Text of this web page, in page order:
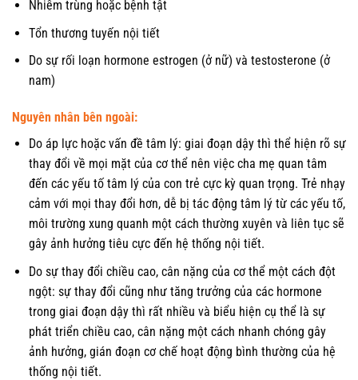
Nhiễm trùng hoặc bệnh tật
Tổn thương tuyến nội tiết
Do sự rối loạn hormone estrogen (ở nữ) và testosterone (ở
nam)
Nguyên nhân bên ngoài:
Do áp lực hoặc vấn đề tâm lý: giai đoạn dậy thì thể hiện rõ sự
thay đổi về mọi mặt của cơ thể nên việc cha mẹ quan tâm
đến các yếu tố tâm lý của con trẻ cực kỳ quan trọng. Trẻ nhạy
cảm với mọi thay đổi hơn, dễ bị tác động tâm lý từ các yếu tố,
môi trường xung quanh một cách thường xuyên và liên tục sẽ
gây ảnh hưởng tiêu cực đến hệ thống nội tiết.
Do sự thay đổi chiều cao, cân nặng của cơ thể một cách đột
ngột: sự thay đổi cũng như tăng trưởng của các hormone
trong giai đoạn dậy thì rất nhiều và biểu hiện cụ thể là sự
phát triển chiều cao, cân nặng một cách nhanh chóng gây
ảnh hưởng, gián đoạn cơ chế hoạt động bình thường của hệ
thống nội tiết.